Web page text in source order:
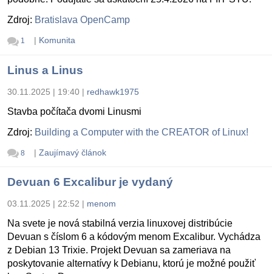
Zdroj: Bratislava OpenCamp
1 | Komunita
Linus a Linus
30.11.2025 | 19:40 | redhawk1975
Stavba počítača dvomi Linusmi
Zdroj: Building a Computer with the CREATOR of Linux!
8 | Zaujímavý článok
Devuan 6 Excalibur je vydaný
03.11.2025 | 22:52 | menom
Na svete je nová stabilná verzia linuxovej distribúcie
Devuan s číslom 6 a kódovým menom Excalibur. Vychádza
z Debian 13 Trixie. Projekt Devuan sa zameriava na
poskytovanie alternatívy k Debianu, ktorú je možné použiť